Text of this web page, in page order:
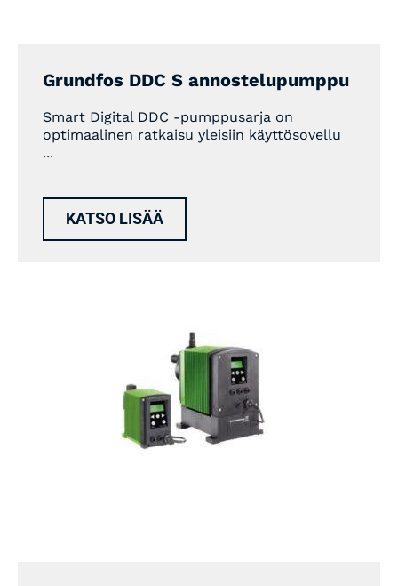
Grundfos DDC S annostelupumppu
Smart Digital DDC -pumppusarja on
optimaalinen ratkaisu yleisiin käyttösovellu
...
KATSO LISÄÄ